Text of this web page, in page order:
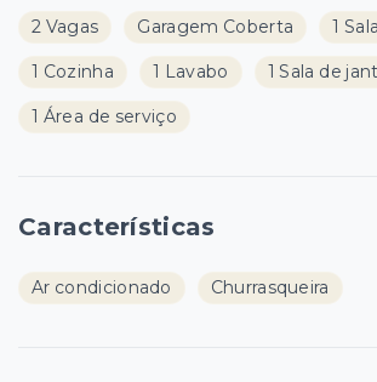
2 Vagas Garagem Coberta 1
1 Cozinha 1 Lavabo 1 Sala de
1 Área de serviço
Características
Ar condicionado Churrasqueira